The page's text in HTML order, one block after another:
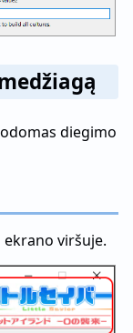
diegimo
viršuje.